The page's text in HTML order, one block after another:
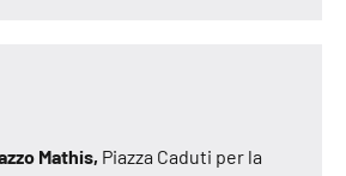
Mathis, Piazza Caduti per la